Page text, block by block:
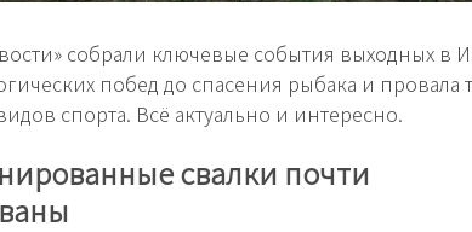
собрали ключевые события выходных в
побед до спасения рыбака и провала
спорта. Всё актуально и интересно.
свалки почти